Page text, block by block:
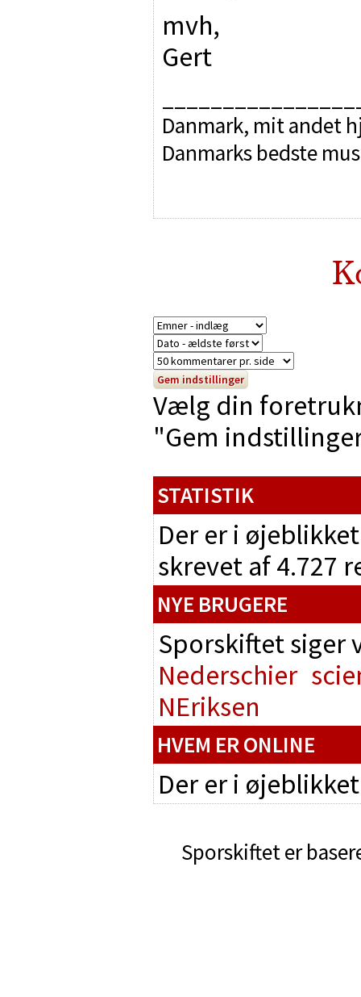
mvh,
Gert
Danmark, mit andet
Danmarks bedste
Vælg din
"Gem
STATISTIK
Der er i
skrevet af 4.727
NYE BRUGERE
Sporskiftet
Nederschier
NEriksen
HVEM ER ONLINE
Der er i
Sporskiftet er